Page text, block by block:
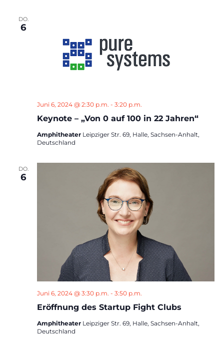
DO.
6
Keynote – „Von 0 auf 100 in 22 Jahren“
Juni 6, 2024 @ 2:30 p.m. - 3:20 p.m.
Amphitheater Leipziger Str. 69, Halle, Sachsen-Anhalt,
Deutschland
DO.
6
Eröffnung des Startup Fight Clubs
Juni 6, 2024 @ 3:30 p.m. - 3:50 p.m.
Amphitheater Leipziger Str. 69, Halle, Sachsen-Anhalt,
Deutschland